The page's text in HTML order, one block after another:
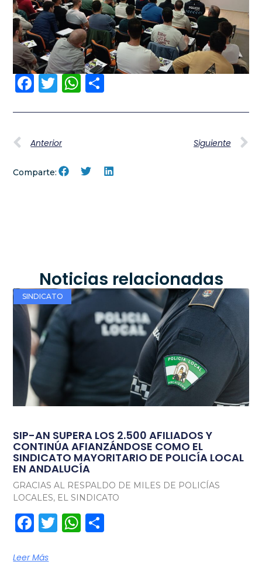
Facebook
Twitter
WhatsApp
Anterior Siguiente
Comparte:
Noticias relacionadas
SINDICATO
SIP-AN SUPERA LOS 2.500 AFILIADOS Y
CONTINÚA AFIANZÁNDOSE COMO EL
SINDICATO MAYORITARIO DE POLICÍA LOCAL
EN ANDALUCÍA
GRACIAS AL RESPALDO DE MILES DE POLICÍAS
LOCALES, EL SINDICATO
Facebook
TwitterWhatsApp
Leer Más